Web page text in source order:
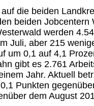
die beiden
beiden Jobcentern
werden
Juli, aber 215
um 0,1 auf 4,1
gibt es 2.761
Jahr. Aktuell
Punkten
dem August